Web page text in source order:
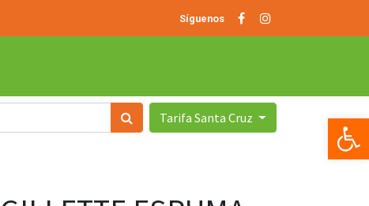
Síguenos
Tarifa Santa Cruz